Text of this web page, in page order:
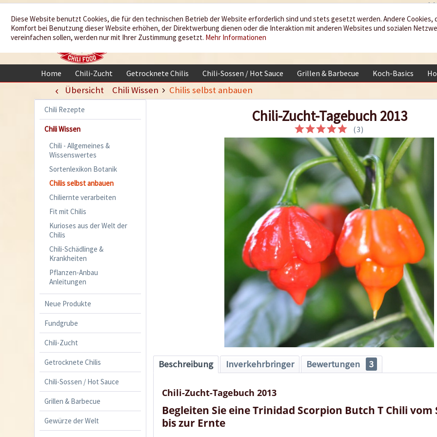
Wir würzen
Ihr Leben
Home Chili-Zucht Getrocknete Chilis Chili-Sossen / Hot Sauce Grillen & Barbecue Koch-Basics
Übersicht Chili Wissen Chilis selbst anbauen
Chili Rezepte
Chili Wissen
Chili - Allgemeines &
Wissenswertes
Sortenlexikon Botanik
Chilis selbst anbauen
Chiliernte verarbeiten
Fit mit Chilis
Kurioses aus der Welt der
Chilis
Chili-Schädlinge &
Krankheiten
Pflanzen-Anbau
Anleitungen
Neue Produkte
Fundgrube
Chili-Zucht
Getrocknete Chilis
Chili-Sossen / Hot Sauce
Grillen & Barbecue
Gewürze der Welt
Chili-Zucht-Tagebuch 2013
(3)
Beschreibung Inverkehrbringer Bewertungen 3
Chili-Zucht-Tagebuch 2013
Begleiten Sie eine Trinidad Scorpion Butch T Chili
bis zur Ernte
Diese Website benutzt Cookies, die für den technischen Betrieb der Website erforderlich sind und stets gesetzt werden. Andere Cookies,
Komfort bei Benutzung dieser Website erhöhen, der Direktwerbung dienen oder die Interaktion mit anderen Websites und sozialen
vereinfachen sollen, werden nur mit Ihrer Zustimmung gesetzt. Mehr Informationen